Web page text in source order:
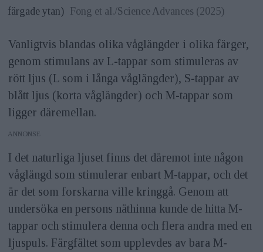
färgade ytan) Fong et al./Science Advances (2025)
Vanligtvis blandas olika våglängder i olika färger,
genom stimulans av L-tappar som stimuleras av
rött ljus (L som i långa våglängder), S-tappar av
blått ljus (korta våglängder) och M-tappar som
ligger däremellan.
ANNONS
I det naturliga ljuset finns det däremot inte någon
våglängd som stimulerar enbart M-tappar, och det
är det som forskarna ville kringgå. Genom att
undersöka en persons näthinna kunde de hitta M-
tappar och stimulera denna och flera andra med en
ljuspuls. Färgfältet som upplevdes av bara M-